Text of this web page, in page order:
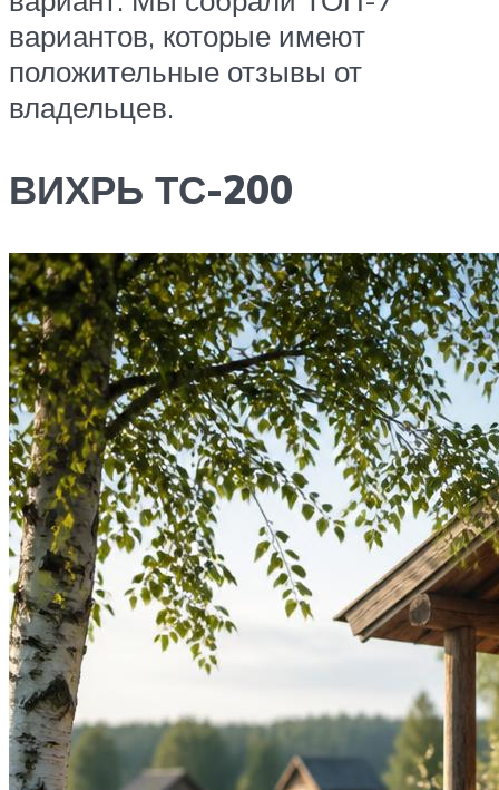
вариантов, которые имеют
положительные отзывы от
владельцев.
ВИХРЬ ТС-200